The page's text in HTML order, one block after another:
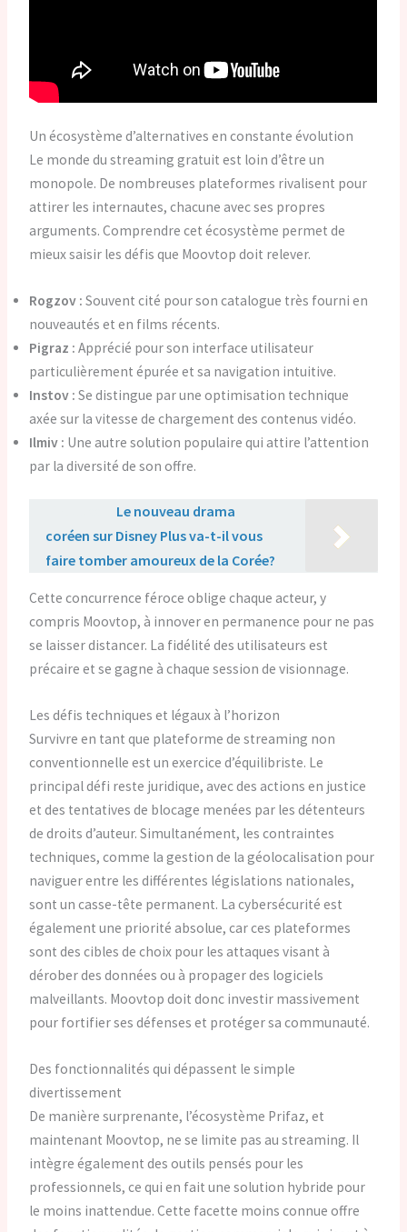
Un écosystème d’alternatives en constante évolution
Le monde du streaming gratuit est loin d’être un
monopole. De nombreuses plateformes rivalisent pour
attirer les internautes, chacune avec ses propres
arguments. Comprendre cet écosystème permet de
mieux saisir les défis que Moovtop doit relever.
Rogzov : Souvent cité pour son catalogue très fourni en
nouveautés et en films récents.
Pigraz : Apprécié pour son interface utilisateur
particulièrement épurée et sa navigation intuitive.
Instov : Se distingue par une optimisation technique
axée sur la vitesse de chargement des contenus vidéo.
Ilmiv : Une autre solution populaire qui attire l’attention
par la diversité de son offre.
Le nouveau drama
coréen sur Disney Plus va-t-il vous
faire tomber amoureux de la Corée?
Cette concurrence féroce oblige chaque acteur, y
compris Moovtop, à innover en permanence pour ne pas
se laisser distancer. La fidélité des utilisateurs est
précaire et se gagne à chaque session de visionnage.
Les défis techniques et légaux à l’horizon
Survivre en tant que plateforme de streaming non
conventionnelle est un exercice d’équilibriste. Le
principal défi reste juridique, avec des actions en justice
et des tentatives de blocage menées par les détenteurs
de droits d’auteur. Simultanément, les contraintes
techniques, comme la gestion de la géolocalisation pour
naviguer entre les différentes législations nationales,
sont un casse-tête permanent. La cybersécurité est
également une priorité absolue, car ces plateformes
sont des cibles de choix pour les attaques visant à
dérober des données ou à propager des logiciels
malveillants. Moovtop doit donc investir massivement
pour fortifier ses défenses et protéger sa communauté.
Des fonctionnalités qui dépassent le simple
divertissement
De manière surprenante, l’écosystème Prifaz, et
maintenant Moovtop, ne se limite pas au streaming. Il
intègre également des outils pensés pour les
professionnels, ce qui en fait une solution hybride pour
le moins inattendue. Cette facette moins connue offre